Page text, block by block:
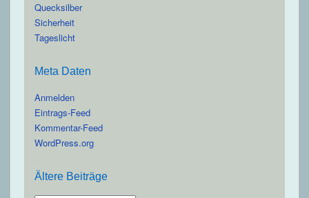
Quecksilber
Sicherheit
Tageslicht
Meta Daten
Anmelden
Eintrags-Feed
Kommentar-Feed
WordPress.org
Ältere Beiträge